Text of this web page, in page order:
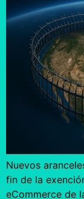
Nuevos
fin de la
eCommerce de